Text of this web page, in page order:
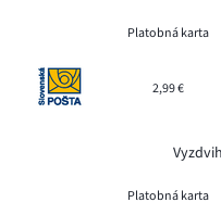
Platobná karta
2,99 €
Platobná karta